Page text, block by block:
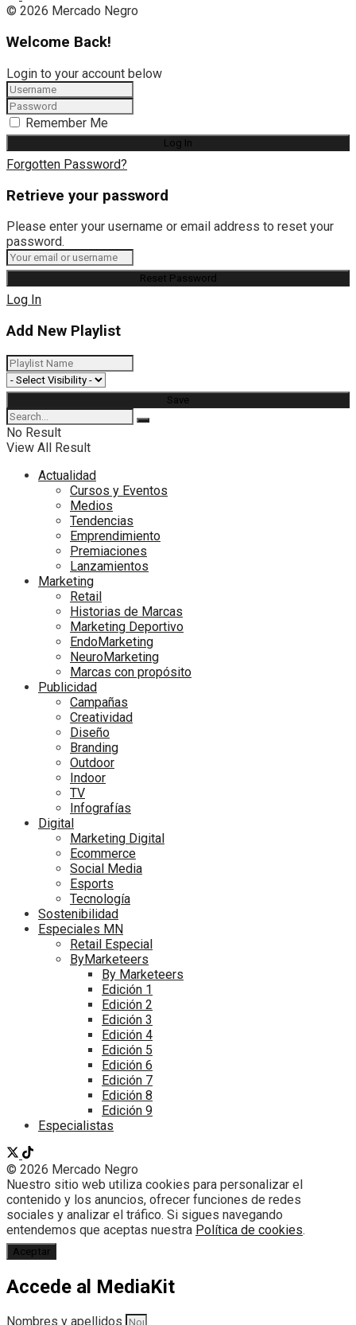
© 2026 Mercado Negro
Welcome Back!
Login to your account below
Remember Me
Forgotten Password?
Retrieve your password
Please enter your username or email address to reset your
password.
Log In
Add New Playlist
No Result
View All Result
Actualidad
Cursos y Eventos
Medios
Tendencias
Emprendimiento
Premiaciones
Lanzamientos
Marketing
Retail
Historias de Marcas
Marketing Deportivo
EndoMarketing
NeuroMarketing
Marcas con propósito
Publicidad
Campañas
Creatividad
Diseño
Branding
Outdoor
Indoor
TV
Infografías
Digital
Marketing Digital
Ecommerce
Social Media
Esports
Tecnología
Sostenibilidad
Especiales MN
Retail Especial
ByMarketeers
By Marketeers
Edición 1
Edición 2
Edición 3
Edición 4
Edición 5
Edición 6
Edición 7
Edición 8
Edición 9
Especialistas
© 2026 Mercado Negro
Nuestro sitio web utiliza cookies para personalizar el
contenido y los anuncios, ofrecer funciones de redes
sociales y analizar el tráfico. Si sigues navegando
entendemos que aceptas nuestra Política de cookies.
Aceptar
Accede al MediaKit
Nombres y apellidos